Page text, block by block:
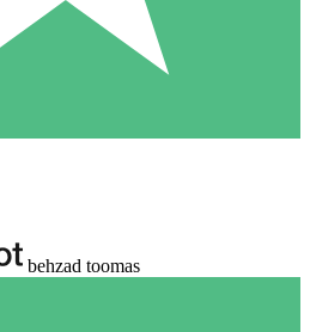
behzad toomas